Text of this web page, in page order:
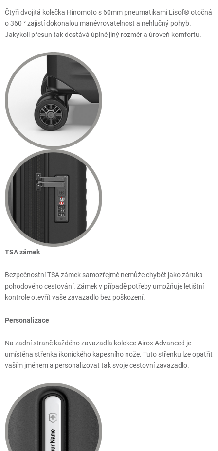
Čtyři dvojitá kolečka Hinomoto s 60mm pneumatikami Lisof® otočná
o 360 ° zajistí dokonalou manévrovatelnost a nehlučný pohyb.
Jakýkoli přesun tak dostává úplně jiný rozměr a úroveň komfortu.
TSA zámek
Bezpečnostní TSA zámek samozřejmě nemůže chybět jako záruka
pohodového cestování. Zámek v případě potřeby umožňuje letištní
kontrole otevřít vaše zavazadlo bez poškození.
Personalizace
Na zadní straně každého zavazadla kolekce Airox Advanced je
umístěna střenka ikonického kapesního nože. Tuto střenku lze opatřit
vaším jménem a personalizovat tak svoje cestovní zavazadlo.